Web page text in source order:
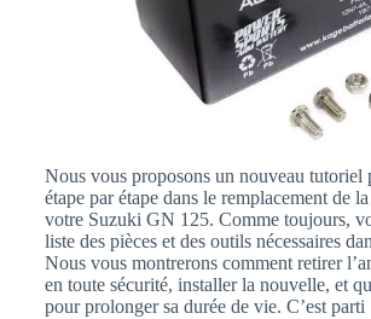
Nous vous proposons un nouveau tutoriel
étape par étape dans le remplacement de
votre Suzuki GN 125. Comme toujours,
liste des pièces et des outils nécessaires
Nous vous montrerons comment retirer
en toute sécurité, installer la nouvelle, et
pour prolonger sa durée de vie. C’est parti